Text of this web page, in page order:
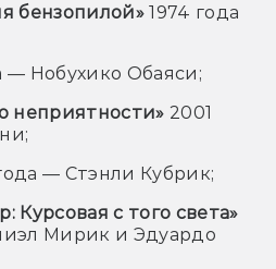
бензопилой»1974 года
— Нобухико Обаяси;
неприятности» 2001
— Стэнли Кубрик;
Курсовая с того света»
Мирик и Эдуардо